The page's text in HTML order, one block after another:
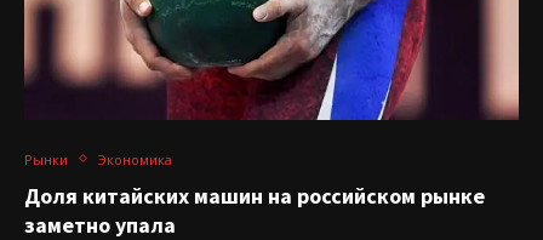
Рынки Экономика
Доля китайских машин на российском рынке
заметно упала